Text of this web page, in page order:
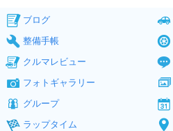
ブログ
整備手帳
クルマレビュー
フォトギャラリー
グループ
ラップタイム